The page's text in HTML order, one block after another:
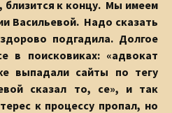
близится к концу. Мы имеем
Васильевой. Надо сказать
подгадила. Долгое
в поисковиках: «адвокат
выпадали сайты по тегу
сказал то, се», и так
к процессу пропал, но